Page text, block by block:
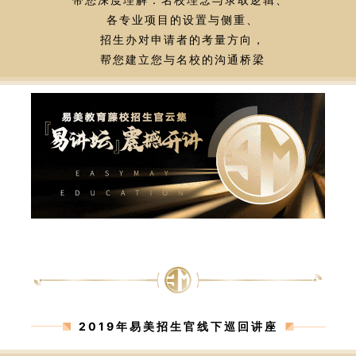
各专业项目的设置与侧重、
招生办对申请者的考量方向，
帮您建立您与名校的沟通桥梁
2019年易美招生官线下巡回讲座